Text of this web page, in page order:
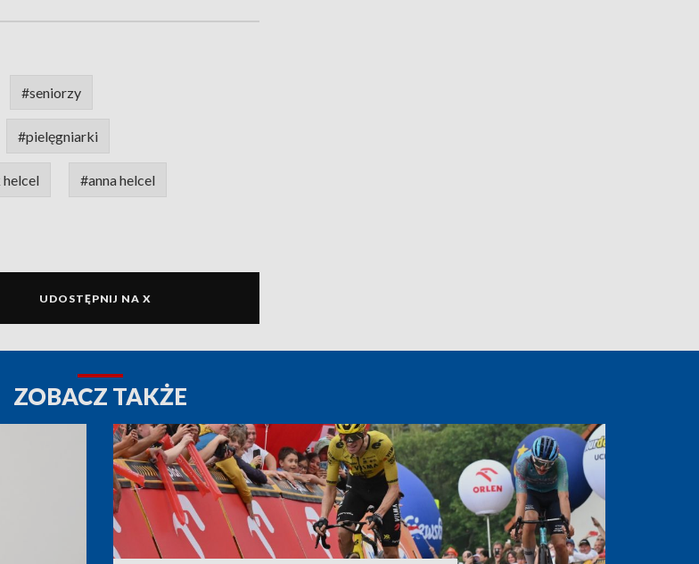
#seniorzy
#pielęgniarki
#anna helcel
UDOSTĘPNIJ NA X
ZOBACZ TAKŻE